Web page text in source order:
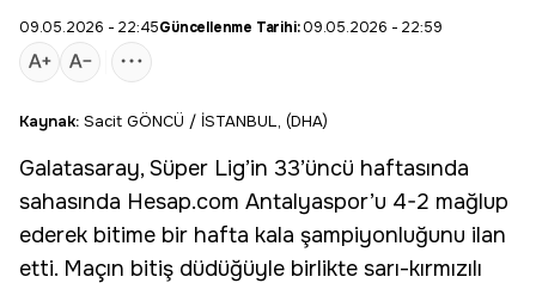
09.05.2026 - 22:45Güncellenme Tarihi:09.05.2026 - 22:59
Kaynak: Sacit GÖNCÜ / İSTANBUL, (DHA)
Galatasaray,Süper Lig’in 33’üncü haftasında
sahasında Hesap.com Antalyaspor’u 4-2 mağlup
ederek bitime bir hafta kala şampiyonluğunu ilan
etti. Maçın bitiş düdüğüyle birlikte sarı-kırmızılı